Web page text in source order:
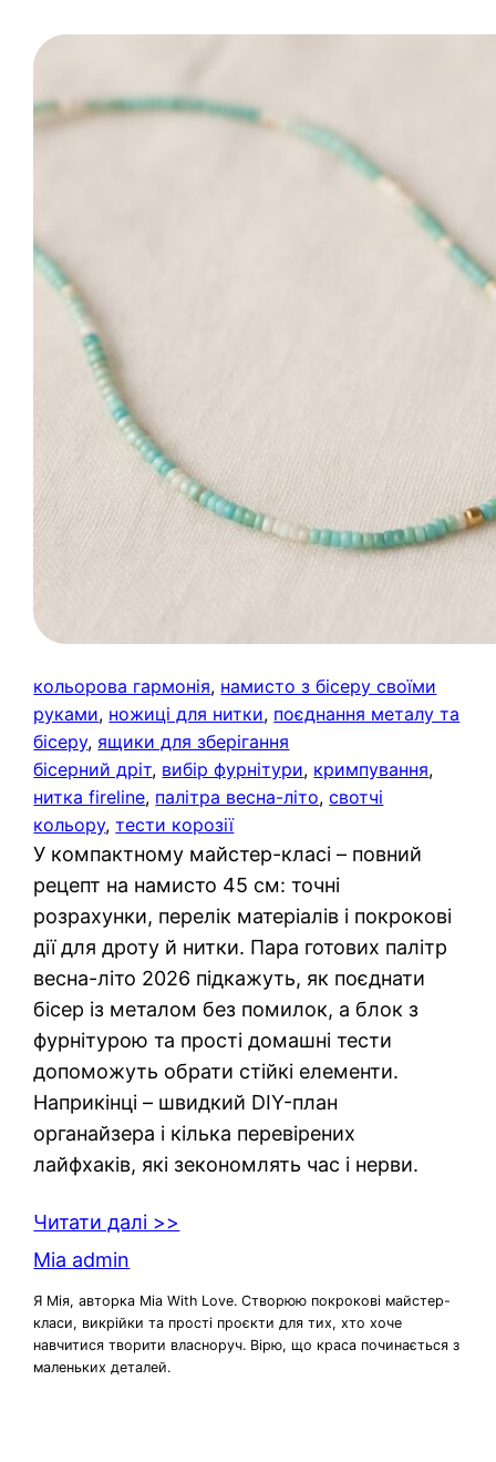
кольорова гармонія, намисто з бісеру своїми
руками, ножиці для нитки, поєднання металу та
бісеру, ящики для зберігання
бісерний дріт, вибір фурнітури, кримпування
нитка fireline, палітра весна-літо, свотчі
кольору, тести корозії
У компактному майстер-класі – повний
рецепт на намисто 45 см: точні
розрахунки, перелік матеріалів і покрокові
дії для дроту й нитки. Пара готових палітр
весна-літо 2026 підкажуть, як поєднати
бісер із металом без помилок, а блок з
фурнітурою та прості домашні тести
допоможуть обрати стійкі елементи.
Наприкінці – швидкий DIY-план
органайзера і кілька перевірених
лайфхаків, які зекономлять час і нерви.
Читати далі >>
Mia admin
Я Мія, авторка Mia With Love. Створюю покрокові майстер-
класи, викрійки та прості проєкти для тих, хто хоче
навчитися творити власноруч. Вірю, що краса починається з
маленьких деталей.